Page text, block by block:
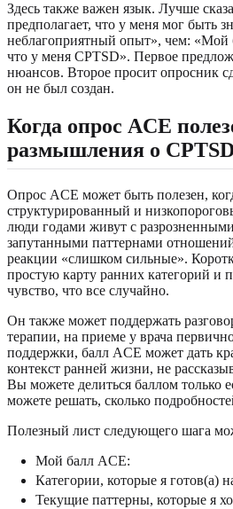
Здесь также важен язык. Лучше
предполагает, что у меня мог быть
неблагоприятный опыт», чем: «Мой
что у меня CPTSD». Первое
нюансов. Второе просит опросник
он не был создан.
Когда опрос ACE
размышления о
Опрос ACE может быть полезен,
структурированный и
люди годами живут с
запутанными паттернами
реакции «слишком сильные».
простую карту ранних категорий и
чувство, что все случайно.
Он также может поддержать
терапии, на приеме у врача
поддержки, балл ACE может дать
контекст ранней жизни, не
Вы можете делиться баллом только
можете решать, сколько
Полезный лист следующего шага
Мой балл ACE:
Категории, которые я готов(а)
Текущие паттерны, которые я